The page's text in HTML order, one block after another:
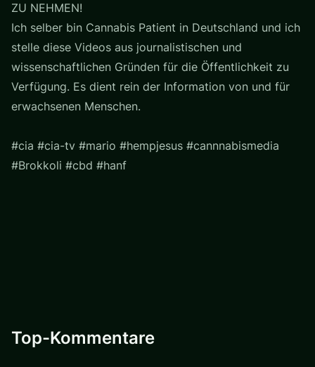
ZU NEHMEN!
Ich selber bin Cannabis Patient in Deutschland und ich
stelle diese Videos aus journalistischen und
wissenschaftlichen Gründen für die Öffentlichkeit zu
Verfügung. Es dient rein der Information von und für
erwachsenen Menschen.
#cia #cia-tv #mario #hempjesus #cannnabismedia
#Brokkoli #cbd #hanf
Top-Kommentare